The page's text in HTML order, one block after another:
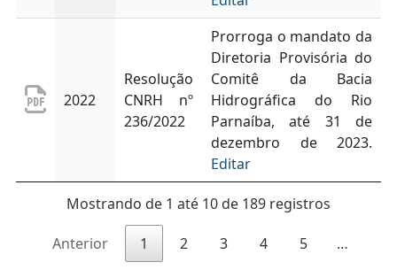
2022
Resolução
CNRH nº
236/2022
Prorroga o mandato da
Diretoria Provisória do
Comitê da Bacia
Hidrográfica do Rio
Parnaíba, até 31 de
dezembro de 2023.
Editar
Mostrando de 1 até 10 de 189 registros
Anterior 1 2 3 4 5
…